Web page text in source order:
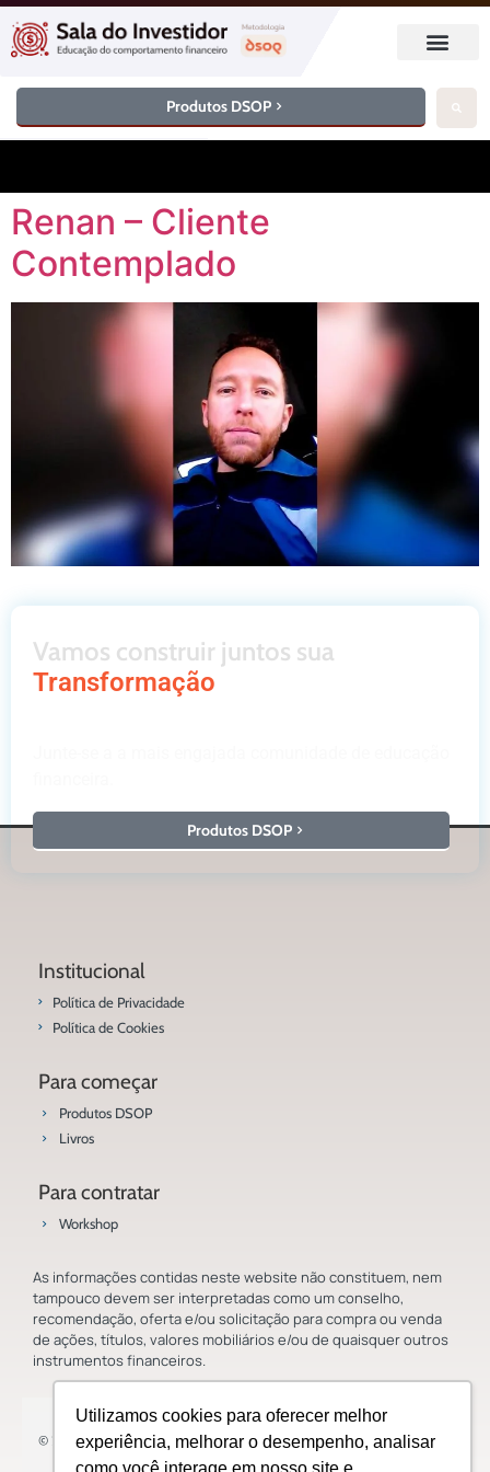
Utilizamos cookies para oferecer melhor
experiência, melhorar o desempenho, analisar
Produtos DSOP
Renan – Cliente
Contemplado
Vamos construir juntos sua
Transformação
Produtos DSOP
Institucional
Política de Privacidade
Política de Cookies
Para começar
Produtos DSOP
Livros
Para contratar
Workshop
As informações contidas neste website não constituem, nem
tampouco devem ser interpretadas como um conselho,
recomendação, oferta e/ou solicitação para compra ou venda
de ações, títulos, valores mobiliários e/ou de quaisquer outros
instrumentos financeiros.
© 2023 Saladoinvestidor.com.br Todos os direitos reservados.